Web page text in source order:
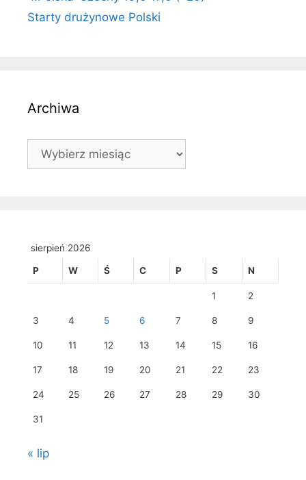
Starty drużynowe Polski
Archiwa
Archiwa
sierpień 2026
P W Ś C P S N
1 2
3 4 5 6 7 8 9
10 11 12 13 14 15 16
17 18 19 20 21 22 23
24 25 26 27 28 29 30
31
« lip